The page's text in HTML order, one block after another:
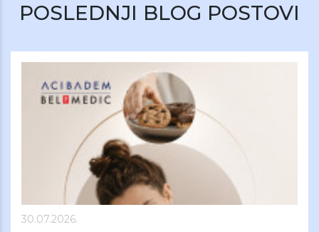
POSLEDNJI BLOG POSTOVI
30.07.2026.